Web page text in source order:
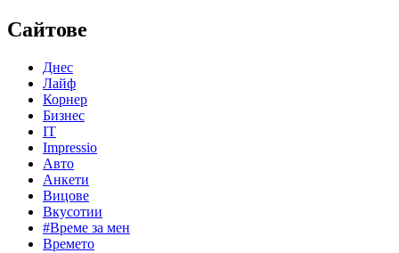
Сайтове
Днес
Лайф
Корнер
Бизнес
IT
Impressio
Авто
Анкети
Вицове
Вкусотии
#Време за мен
Времето